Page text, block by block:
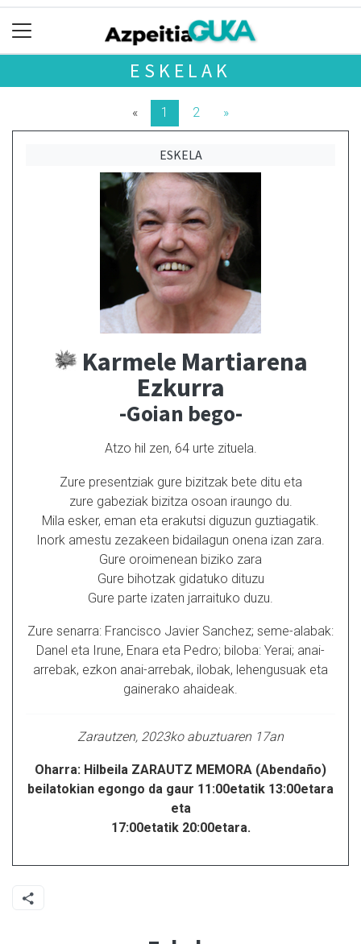
ESKELAK
« 1 2 »
ESKELA
Karmele Martiarena
Ezkurra
-Goian bego-
Atzo hil zen, 64 urte zituela.
Zure presentziak gure bizitzak bete ditu eta
zure gabeziak bizitza osoan iraungo du.
Mila esker, eman eta erakutsi diguzun guztiagatik.
Inork amestu zezakeen bidailagun onena izan zara.
Gure oroimenean biziko zara
Gure bihotzak gidatuko dituzu
Gure parte izaten jarraituko duzu.
Zure senarra: Francisco Javier Sanchez; seme-alabak:
Danel eta Irune, Enara eta Pedro; biloba: Yerai; anai-
arrebak, ezkon anai-arrebak, ilobak, lehengusuak eta
gainerako ahaideak.
Zarautzen, 2023ko abuztuaren 17an
Oharra: Hilbeila ZARAUTZ MEMORA (Abendaño)
beilatokian egongo da gaur 11:00etatik 13:00etara
eta
17:00etatik 20:00etara.